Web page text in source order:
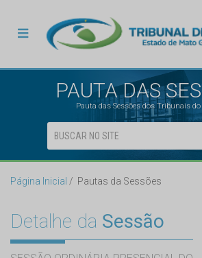
PAUTA DAS
Pauta das Sessões dos Tribunais do
Página Inicial Pautas da Sessões
Detalhe da Sessão